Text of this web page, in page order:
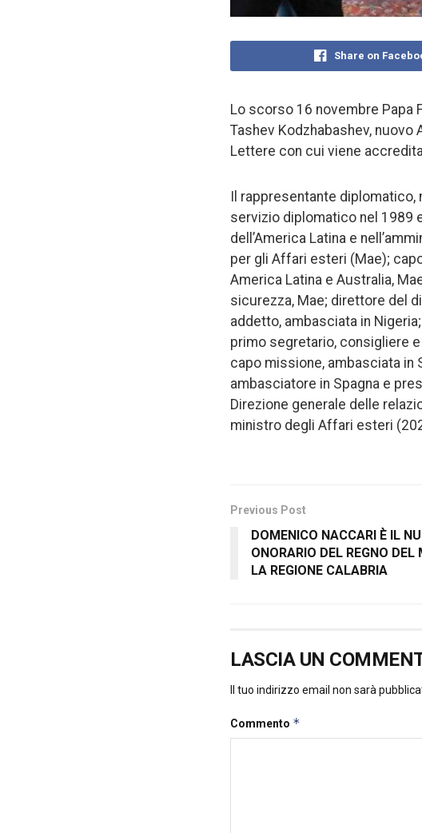
Share on
Lo scorso 16 novembre Papa
Tashev Kodzhabashev,
Lettere con cui viene
Il rappresentante
servizio diplomatico nel 1989
dell’America Latina e
per gli Affari esteri (Mae);
America Latina e Australia,
sicurezza, Mae; direttore del
addetto, ambasciata in
primo segretario, consigliere
capo missione, ambasciata in
ambasciatore in Spagna e
Direzione generale delle
ministro degli Affari esteri
Previous Post
DOMENICO NACCARI È IL
ONORARIO DEL REGNO DEL
LA REGIONE CALABRIA
LASCIA UN
Il tuo indirizzo email non sarà
Commento *